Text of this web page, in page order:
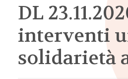
DL
interventi
solidarietà